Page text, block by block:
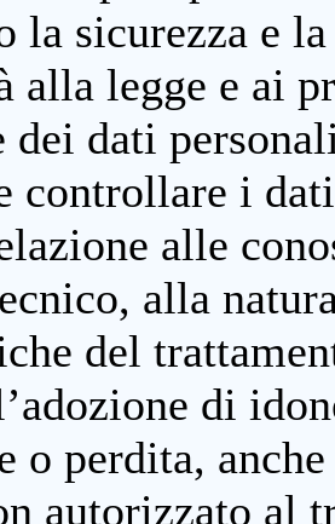
la sicurezza e
alla legge e ai
dei dati
controllare i
alle
alla
del
di
o perdita,
autorizzato al